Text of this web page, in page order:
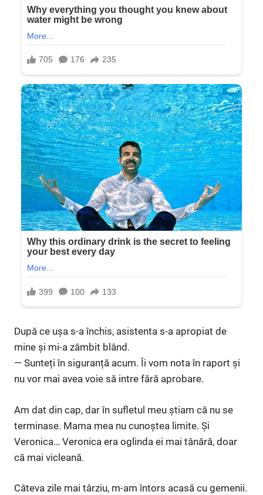
După ce ușa s-a închis, asistenta s-a apropiat de
mine și mi-a zâmbit blând.
— Sunteți în siguranță acum. Îi vom nota în raport și
nu vor mai avea voie să intre fără aprobare.
Am dat din cap, dar în sufletul meu știam că nu se
terminase. Mama mea nu cunoștea limite. Și
Veronica… Veronica era oglinda ei mai tânără, doar
că mai vicleană.
Câteva zile mai târziu, m-am întors acasă cu gemenii.